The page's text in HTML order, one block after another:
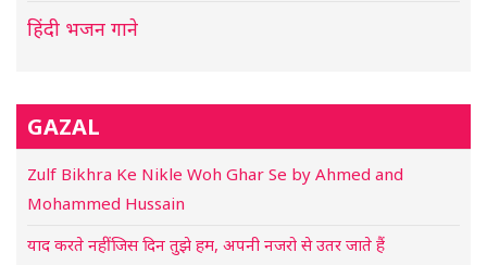
हिंदी भजन गाने
GAZAL
Zulf Bikhra Ke Nikle Woh Ghar Se by Ahmed and
Mohammed Hussain
याद करते नहीं जिस दिन तुझे हम, अपनी नजरो से उतर जाते हैं